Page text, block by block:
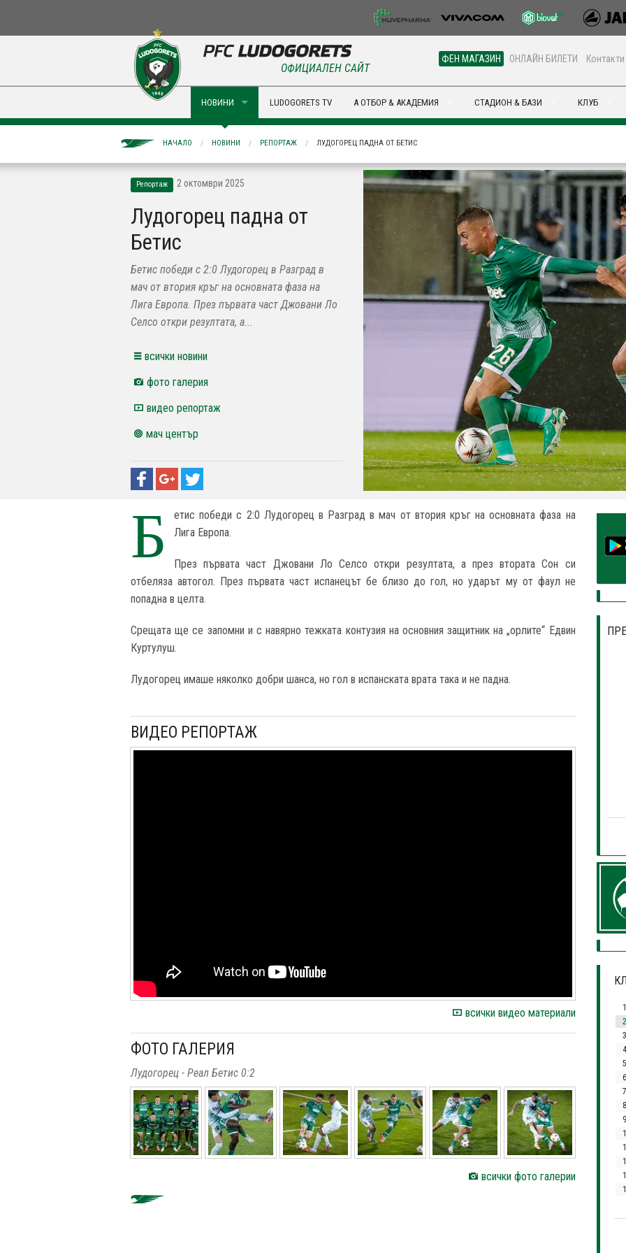
ФЕН МАГАЗИН ОНЛАЙН БИЛЕТИ Контакти
ОФИЦИАЛЕН САЙТ
НОВИНИ LUDOGORETS TV А ОТБОР & АКАДЕМИЯ СТАДИОН & БАЗИ КЛУБ
НАЧАЛО НОВИНИ РЕПОРТАЖ ЛУДОГОРЕЦ ПАДНА ОТ БЕТИС
Репортаж 2 октомври 2025
Лудогорец падна от
Бетис
Бетис победи с 2:0 Лудогорец в Разград в
мач от втория кръг на основната фаза на
Лига Европа. През първата част Джовани Ло
Селсо откри резултата, а...
всички новини
фото галерия
видео репортаж
мач център
Б
етис победи с 2:0 Лудогорец в Разград в мач от втория кръг на основната фаза на
Лига Европа.
През първата част Джовани Ло Селсо откри резултата, а през втората Сон си
отбеляза автогол. През първата част испанецът бе близо до гол, но ударът му от фаул не
попадна в целта.
Срещата ще се запомни и с навярно тежката контузия на основния защитник на „орлите“ Едвин
Куртулуш.
Лудогорец имаше няколко добри шанса, но гол в испанската врата така и не падна.
ВИДЕО РЕПОРТАЖ
всички видео материали
ФОТО ГАЛЕРИЯ
Лудогорец - Реал Бетис 0:2
всички фото галерии